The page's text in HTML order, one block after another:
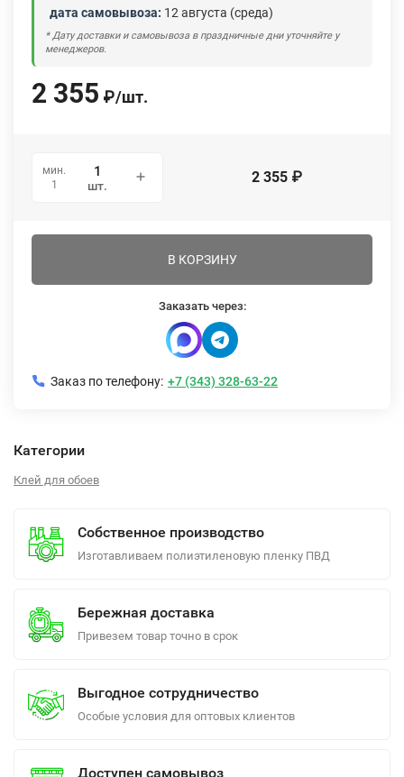
дата самовывоза: 12 августа (среда)
* Дату доставки и самовывоза в праздничные дни уточняйте у
менеджеров.
2 355 ₽/шт.
мин.
1
шт. 2 355 ₽
В КОРЗИНУ
Заказать через:
Заказ по телефону: +7 (343) 328-63-22
Категории
Клей для обоев
Собственное производство
Изготавливаем полиэтиленовую пленку ПВД
Бережная доставка
Привезем товар точно в срок
Выгодное сотрудничество
Особые условия для оптовых клиентов
Доступен самовывоз